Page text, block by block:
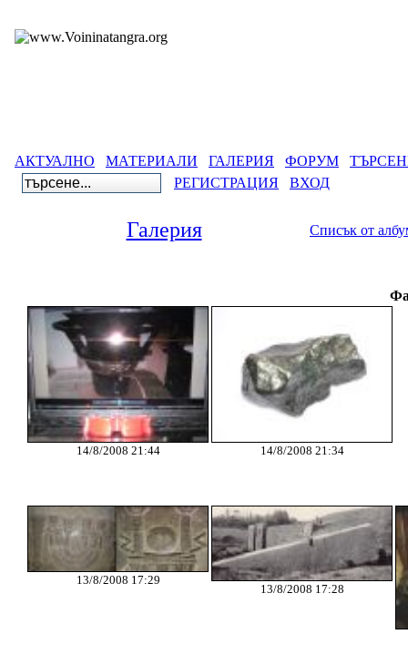
АКТУАЛНО МАТЕРИАЛИ ГАЛЕРИЯ ФОРУМ
РЕГИСТРАЦИЯ
ВХОД
Галерия Списък от
14/8/2008 21:44 14/8/2008 21:34
13/8/2008 17:29
13/8/2008 17:28